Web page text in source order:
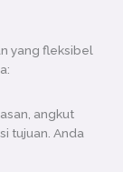
yang fleksibel
angkut
tujuan. Anda